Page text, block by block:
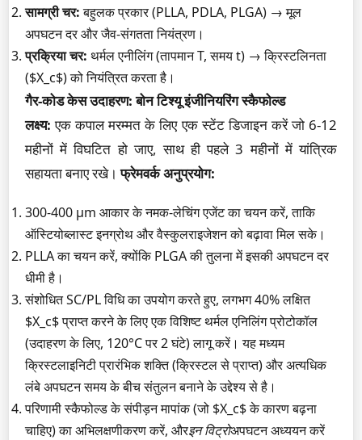
सामग्री चर:बहुलक प्रकार (PLLA, PDLA, PLGA) → मूल
अपघटन दर और जैव-संगतता नियंत्रण।
प्रक्रिया चर: थर्मल एनीलिंग (तापमान T, समय t) → क्रिस्टलिनता
($X_c$) को नियंत्रित करता है।
गैर-कोड केस उदाहरण: बोन टिश्यू इंजीनियरिंग स्कैफोल्ड
लक्ष्य: एक कपाल मरम्मत के लिए एक स्टेंट डिजाइन करें जो 6-12
महीनों में विघटित हो जाए, साथ ही पहले 3 महीनों में यांत्रिक
सहायता बनाए रखे।फ्रेमवर्क अनुप्रयोग:
300-400 µm आकार के नमक-लेचिंग एजेंट का चयन करें, ताकि
ऑस्टियोब्लास्ट इनग्रोथ और वैस्कुलराइजेशन को बढ़ावा मिल सके।
PLLA का चयन करें, क्योंकि PLGA की तुलना में इसकी अपघटन दर
धीमी है।
संशोधित SC/PL विधि का उपयोग करते हुए, लगभग 40% लक्षित
$X_c$ प्राप्त करने के लिए एक विशिष्ट थर्मल एनिलिंग प्रोटोकॉल
(उदाहरण के लिए, 120°C पर 2 घंटे) लागू करें। यह मध्यम
क्रिस्टलाइनिटी प्रारंभिक शक्ति (क्रिस्टल से प्राप्त) और अत्यधिक
लंबे अपघटन समय के बीच संतुलन बनाने के उद्देश्य से है।
परिणामी स्कैफोल्ड के संपीड़न मापांक (जो $X_c$ के कारण बढ़ना
चाहिए) का अभिलक्षणीकरण करें, औरइन विट्रोअपघटन अध्ययन करें